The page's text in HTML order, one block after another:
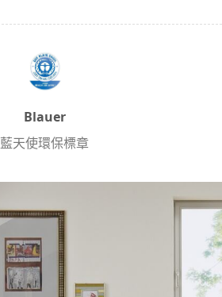
Blauer
藍天使環保標章